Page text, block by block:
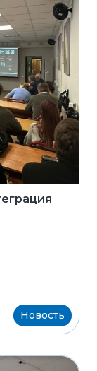
Новость